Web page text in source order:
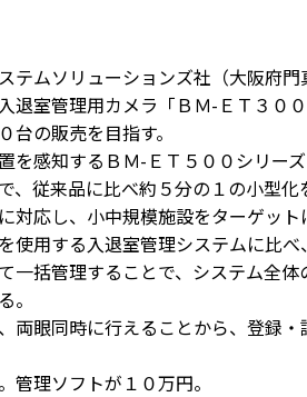
テムソリューションズ社（大阪府
退室管理用カメラ「ＢＭ-ＥＴ３０
の販売を目指す。
を感知するＢＭ-ＥＴ５００シリー
、従来品に比べ約５分の１の小型
対応し、小中規模施設をターゲット
使用する入退室管理システムに比
一括管理することで、システム全
。
両眼同時に行えることから、登録
理ソフトが１０万円。